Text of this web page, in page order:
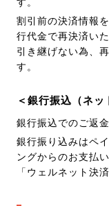
す。
割引前の決済情報
行代金で再決済い
引き継げない為、
す。
＜銀行振込（ネッ
銀行振込でのご返
銀行振り込みはペ
ングからのお支払
「ウェルネット決